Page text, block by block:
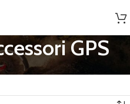
GPS
GPS”